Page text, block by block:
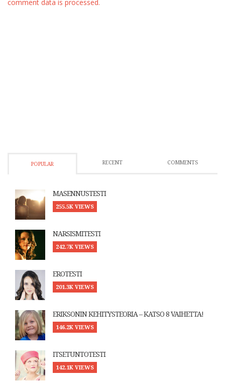
comment data is processed.
POPULAR RECENT COMMENTS
MASENNUSTESTI
255.5K VIEWS
NARSISMITESTI
242.7K VIEWS
EROTESTI
201.3K VIEWS
ERIKSONIN KEHITYSTEORIA – KATSO 8 VAIHETTA!
146.2K VIEWS
ITSETUNTOTESTI
142.1K VIEWS